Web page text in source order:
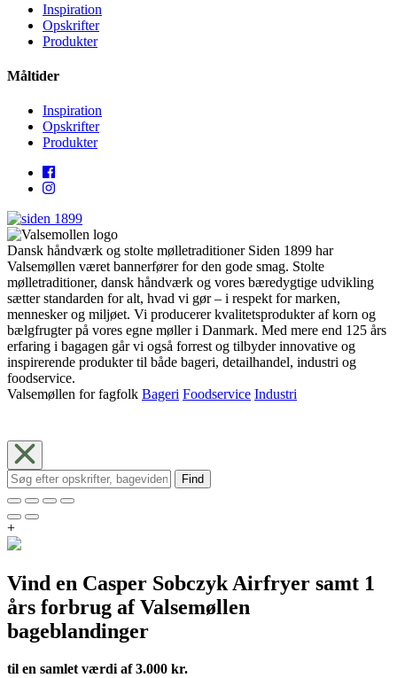
Inspiration
Opskrifter
Produkter
Måltider
Inspiration
Opskrifter
Produkter
Dansk håndværk og stolte mølletraditioner Siden 1899 har
Valsemøllen været bannerfører for den gode smag. Stolte
mølletraditioner, dansk håndværk og vores bæredygtige udvikling
sætter standarden for alt, hvad vi gør – i respekt for marken,
mennesker og miljøet. Vi producerer kvalitetsprodukter af korn og
bælgfrugter på vores egne møller i Danmark. Med mere end 125 års
erfaring i bagagen går vi også forrest og tilbyder innovative og
inspirerende produkter til både bageri, detailhandel, industri og
foodservice.
Valsemøllen for fagfolk Bageri Foodservice Industri
Find
+
Vind en Casper Sobczyk Airfryer samt 1
års forbrug af Valsemøllen
bageblandinger
til en samlet værdi af 3.000 kr.